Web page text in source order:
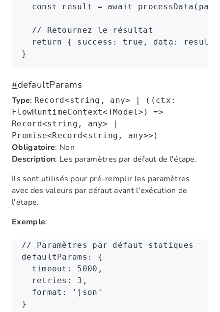
  const
result = await processData
  // Retournez le résultat
  return
{ success : true , data :
result
}
#defaultParams
Type: Record<string, any> | ((ctx:
FlowRuntimeContext<TModel>) =>
Record<string, any> |
Promise<Record<string, any>>)
Obligatoire: Non
Description: Les paramètres par défaut de l'étape.
Ils sont utilisés pour pré-remplir les paramètres
avec des valeurs par défaut avant l'exécution de
l'étape.
Exemple:
// Paramètres par défaut statiques
defaultParams :
{
  timeout
: 5000 ,
  retries
: 3 ,
  format
:
'json'
}